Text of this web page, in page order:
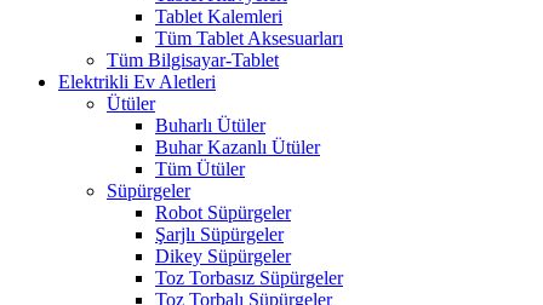
Tablet Kalemleri
Tüm Tablet Aksesuarları
Tüm Bilgisayar-Tablet
Elektrikli Ev Aletleri
Ütüler
Buharlı Ütüler
Buhar Kazanlı Ütüler
Tüm Ütüler
Süpürgeler
Robot Süpürgeler
Şarjlı Süpürgeler
Dikey Süpürgeler
Toz Torbasız Süpürgeler
Toz Torbalı Süpürgeler